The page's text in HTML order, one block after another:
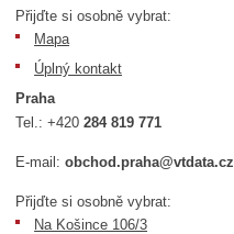
Přijďte si osobně vybrat:
Mapa
Úplný kontakt
Praha
Tel.:+420284 819 771
E-mail:obchod.praha@vtdata.cz
Přijďte si osobně vybrat:
Na Košince 106/3